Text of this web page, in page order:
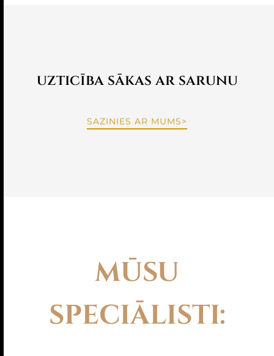
uzticība sākas ar sarunu
SAZINIES AR MUMS>
MŪSU
SPECIĀLISTI: